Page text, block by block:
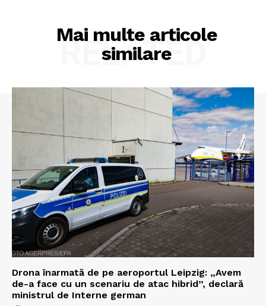
Mai multe articole
similare
RELATED
Drona înarmată de pe aeroportul Leipzig: „Avem
de-a face cu un scenariu de atac hibrid”, declară
ministrul de Interne german